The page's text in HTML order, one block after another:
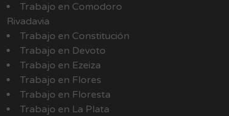
Trabajo en Comodoro
Rivadavia
Trabajo en Constitución
Trabajo en Devoto
Trabajo en Ezeiza
Trabajo en Flores
Trabajo en Floresta
Trabajo en La Plata